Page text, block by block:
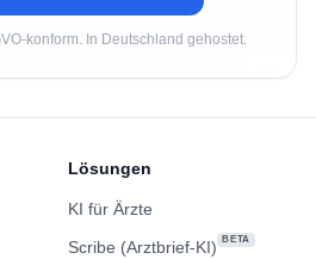
konform. In Deutschland gehostet.
Lösungen
KI für Ärzte
Scribe (Arztbrief-KI)
BETA